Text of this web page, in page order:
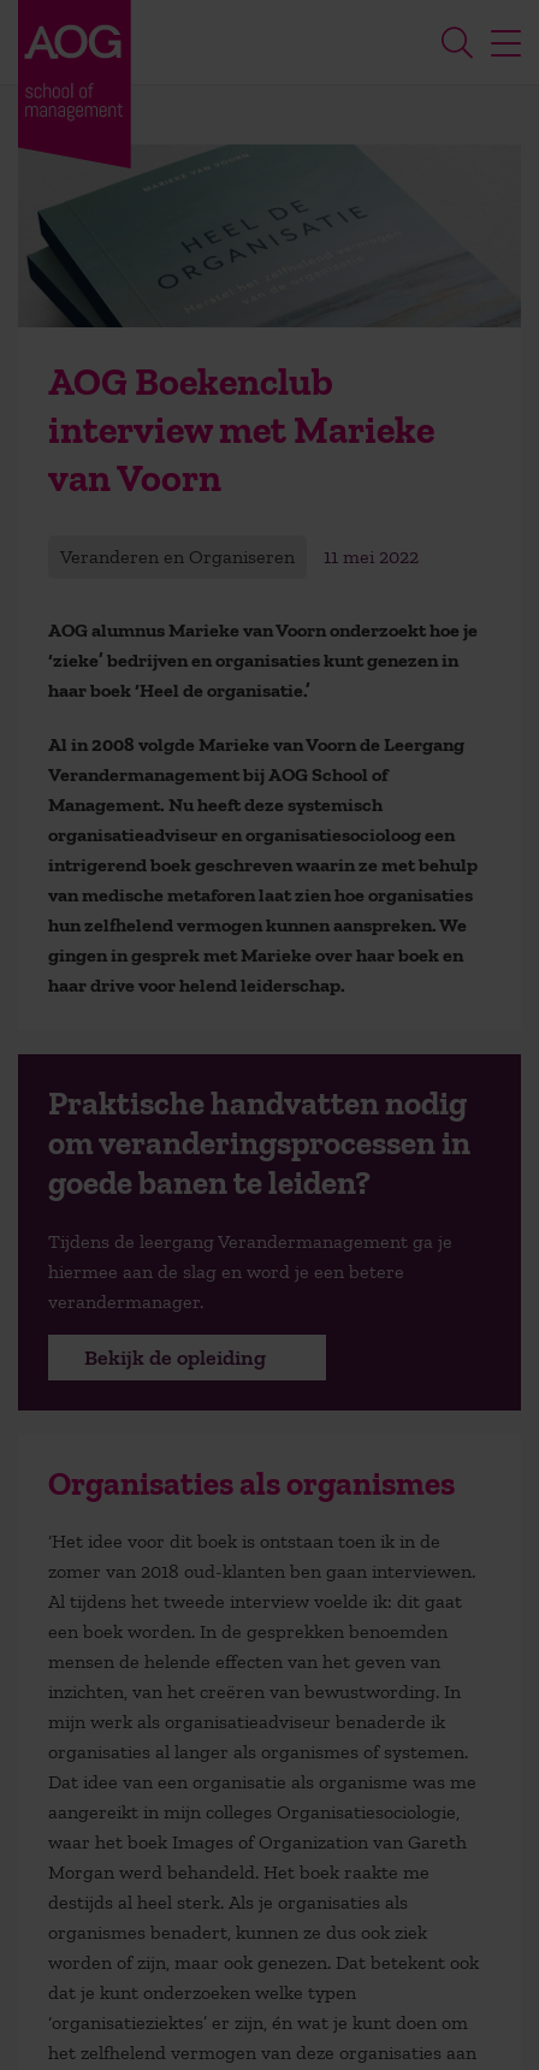
AOG Boekenclub
interview met Marieke
van Voorn
Veranderen en Organiseren 11 mei 2022
AOG alumnus Marieke van Voorn onderzoekt hoe je
‘zieke’ bedrijven en organisaties kunt genezen in
haar boek ‘Heel de organisatie.’
Al in 2008 volgde Marieke van Voorn de Leergang
Verandermanagement bij AOG School of
Management. Nu heeft deze systemisch
organisatieadviseur en organisatiesocioloog een
intrigerend boek geschreven waarin ze met behulp
van medische metaforen laat zien hoe organisaties
hun zelfhelend vermogen kunnen aanspreken. We
gingen in gesprek met Marieke over haar boek en
haar drive voor helend leiderschap.
Praktische handvatten nodig
om veranderingsprocessen in
goede banen te leiden?
Tijdens de leergang Verandermanagement ga je
hiermee aan de slag en word je een betere
verandermanager.
Bekijk de opleiding
Organisaties als organismes
‘Het idee voor dit boek is ontstaan toen ik in de
zomer van 2018 oud-klanten ben gaan interviewen.
Al tijdens het tweede interview voelde ik: dit gaat
een boek worden. In de gesprekken benoemden
mensen de helende effecten van het geven van
inzichten, van het creëren van bewustwording. In
mijn werk als organisatieadviseur benaderde ik
organisaties al langer als organismes of systemen.
Dat idee van een organisatie als organisme was me
aangereikt in mijn colleges Organisatiesociologie,
waar het boek Images of Organization van Gareth
Morgan werd behandeld. Het boek raakte me
destijds al heel sterk. Als je organisaties als
organismes benadert, kunnen ze dus ook ziek
worden of zijn, maar ook genezen. Dat betekent ook
dat je kunt onderzoeken welke typen
‘organisatieziektes’ er zijn, én wat je kunt doen om
het zelfhelend vermogen van deze organisaties aan